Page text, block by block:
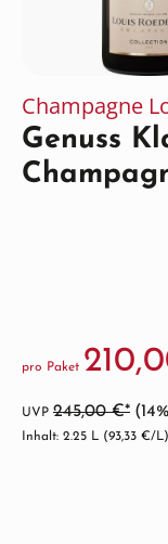
Champagne
Genuss
pro Paket
UVP 245,00 €*
Inhalt: 2.25 L (93,33 €/L)